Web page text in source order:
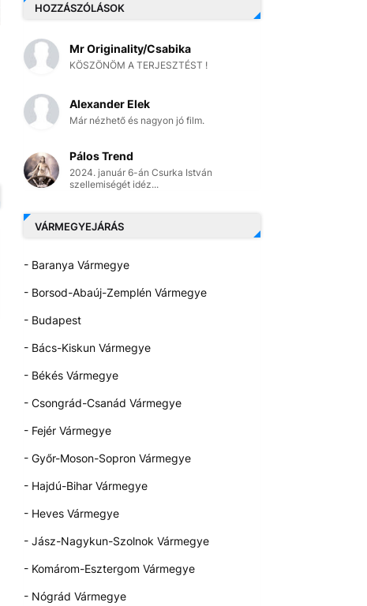
HOZZÁSZÓLÁSOK
Mr Originality/Csabika
KÖSZÖNÖM A TERJESZTÉST !
Alexander Elek
Már nézhető és nagyon jó film.
Pálos Trend
2024. január 6-án Csurka István
szellemiségét idéz...
VÁRMEGYEJÁRÁS
- Baranya Vármegye
- Borsod-Abaúj-Zemplén Vármegye
- Budapest
- Bács-Kiskun Vármegye
- Békés Vármegye
- Csongrád-Csanád Vármegye
- Fejér Vármegye
- Győr-Moson-Sopron Vármegye
- Hajdú-Bihar Vármegye
- Heves Vármegye
- Jász-Nagykun-Szolnok Vármegye
- Komárom-Esztergom Vármegye
- Nógrád Vármegye